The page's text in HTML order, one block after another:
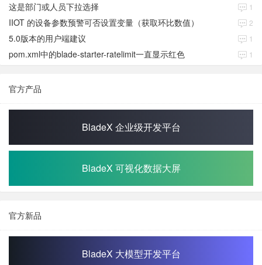
这是部门或人员下拉选择 1
IIOT 的设备参数预警可否设置变量（获取环比数值） 2
5.0版本的用户端建议 1
pom.xml中的blade-starter-ratelimit一直显示红色 1
官方产品
BladeX 企业级开发平台
BladeX 可视化数据大屏
官方新品
BladeX 大模型开发平台